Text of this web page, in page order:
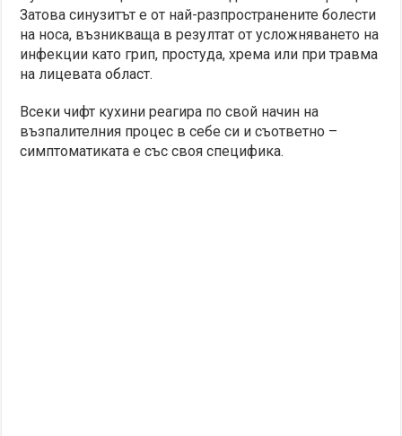
Затова синузитът е от най-разпространените болести
на носа, възникваща в резултат от усложняването на
инфекции като грип, простуда, хрема или при травма
на лицевата област.
Всеки чифт кухини реагира по свой начин на
възпалителния процес в себе си и съответно –
симптоматиката е със своя специфика.